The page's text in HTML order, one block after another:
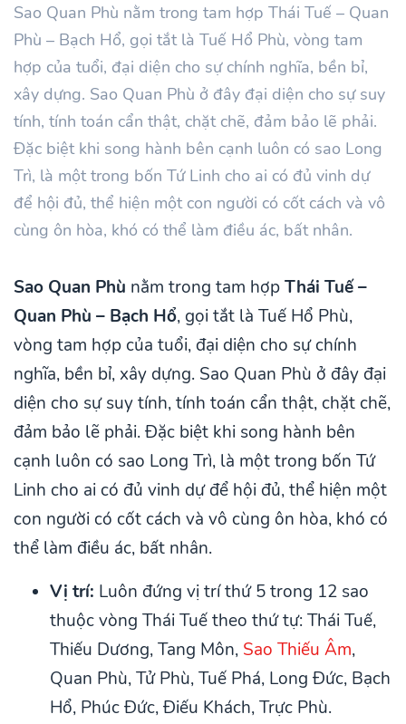
Sao Quan Phù nằm trong tam hợp Thái Tuế – Quan
Phù – Bạch Hổ, gọi tắt là Tuế Hổ Phù, vòng tam
hợp của tuổi, đại diện cho sự chính nghĩa, bền bỉ,
xây dựng. Sao Quan Phù ở đây đại diện cho sự suy
tính, tính toán cẩn thật, chặt chẽ, đảm bảo lẽ phải.
Đặc biệt khi song hành bên cạnh luôn có sao Long
Trì, là một trong bốn Tứ Linh cho ai có đủ vinh dự
để hội đủ, thể hiện một con người có cốt cách và vô
cùng ôn hòa, khó có thể làm điều ác, bất nhân.
Sao Quan Phù nằm trong tam hợpThái Tuế –
Quan Phù – Bạch Hổ, gọi tắt là Tuế Hổ Phù,
vòng tam hợp của tuổi, đại diện cho sự chính
nghĩa, bền bỉ, xây dựng. Sao Quan Phù ở đây đại
diện cho sự suy tính, tính toán cẩn thật, chặt chẽ,
đảm bảo lẽ phải. Đặc biệt khi song hành bên
cạnh luôn có sao Long Trì, là một trong bốn Tứ
Linh cho ai có đủ vinh dự để hội đủ, thể hiện một
con người có cốt cách và vô cùng ôn hòa, khó có
thể làm điều ác, bất nhân.
Vị trí: Luôn đứng vị trí thứ 5 trong 12 sao
thuộc vòng Thái Tuế theo thứ tự: Thái Tuế,
Thiếu Dương, Tang Môn, Sao Thiếu Âm,
Quan Phù, Tử Phù, Tuế Phá, Long Đức, Bạch
Hổ, Phúc Đức, Điếu Khách, Trực Phù.